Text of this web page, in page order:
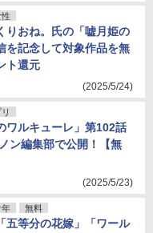
りおね。氏の「嘘月姫の
を記念して対象作品を無
ト還元
(2025/5/24)
ワルキューレ」第102話
ン編集部で公開！【無
(2025/5/23)
年 無料
五等分の花嫁」「ワール